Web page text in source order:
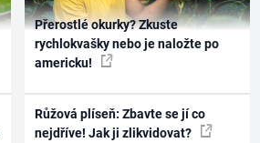
Přerostlé okurky? Zkuste
rychlokvašky nebo je naložte po
americku!
Růžová plíseň: Zbavte se jí co
nejdříve! Jak ji zlikvidovat?